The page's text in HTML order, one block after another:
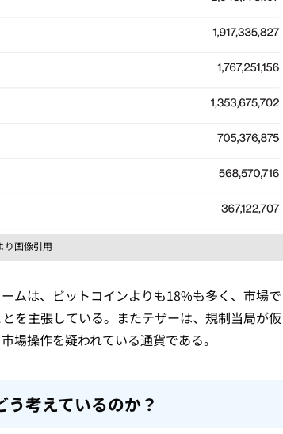
画像引用
ムは、ビットコインよりも18%も多く、市場で
を主張している。またテザーは、規制当局が仮
場操作を疑われている通貨である。
考えているのか？